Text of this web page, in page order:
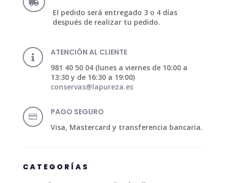

El pedido será entregado 3 o 4 días
después de realizar tu pedido.
 ATENCIÓN AL CLIENTE
981 40 50 04 (lunes a viernes de 10:00 a
13:30 y de 16:30 a 19:00)
conservas@lapureza.es
 PAGO SEGURO
Visa, Mastercard y transferencia bancaria.
CATEGORÍAS